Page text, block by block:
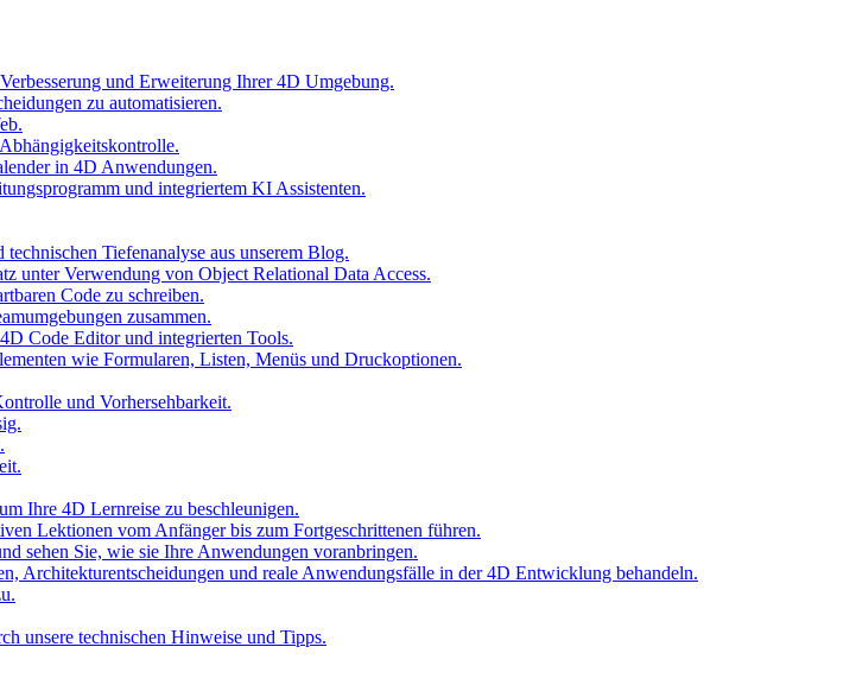
und Erweiterung Ihrer 4D Umgebung.
zu automatisieren.
in 4D Anwendungen.
und integriertem KI Assistenten.
Tiefenanalyse aus unserem Blog.
unter Verwendung von Object Relational Data Access.
Code zu schreiben.
zusammen.
Code Editor und integrierten Tools.
wie Formularen, Listen, Menüs und Druckoptionen.
und Vorhersehbarkeit.
Ihre 4D Lernreise zu beschleunigen.
Lektionen vom Anfänger bis zum Fortgeschrittenen führen.
sehen Sie, wie sie Ihre Anwendungen voranbringen.
Architekturentscheidungen und reale Anwendungsfälle in der 4D Entwicklung behandeln.
unsere technischen Hinweise und Tipps.